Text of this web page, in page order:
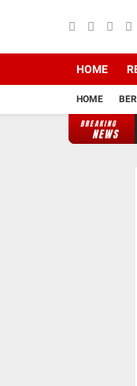
HOME
HOME
BREAKING
NEWS
PT SASL & Sons, KSBSI